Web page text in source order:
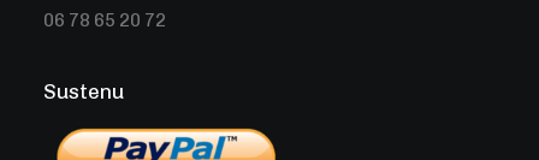
06 78 65 20 72
Sustenu